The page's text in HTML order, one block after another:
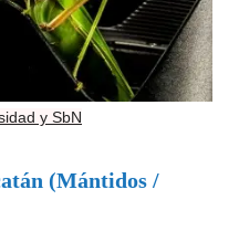
y SbN
(Mántidos /